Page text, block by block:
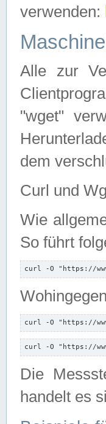
verwenden:
Alle zur
"wget"
dem
Curl und
Wie
So führt
curl -O "https://
curl -O "https://
curl -O "https://
Die
handelt es